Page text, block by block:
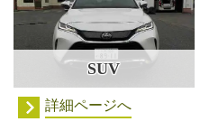
SUV
詳細ページへ